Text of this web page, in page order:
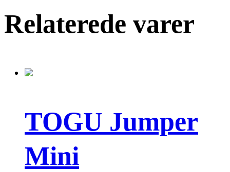
Relaterede varer
TOGU Jumper
Mini